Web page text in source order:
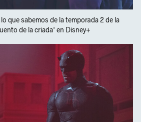
que sabemos de la temporada 2 de la
de la criada' en Disney+